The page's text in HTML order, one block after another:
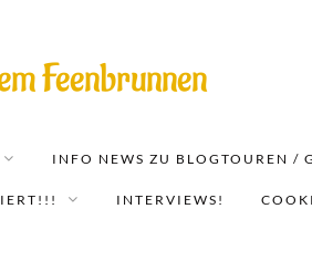
Feenbrunnen
INFO NEWS ZU BLOGTOUREN /
INTERVIEWS!